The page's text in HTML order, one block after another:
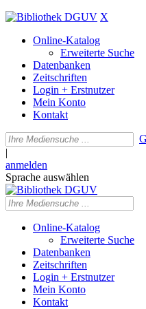
X
Online-Katalog
Erweiterte Suche
Datenbanken
Zeitschriften
Login + Erstnutzer
Mein Konto
Kontakt
|
anmelden
Sprache auswählen
Online-Katalog
Erweiterte Suche
Datenbanken
Zeitschriften
Login + Erstnutzer
Mein Konto
Kontakt